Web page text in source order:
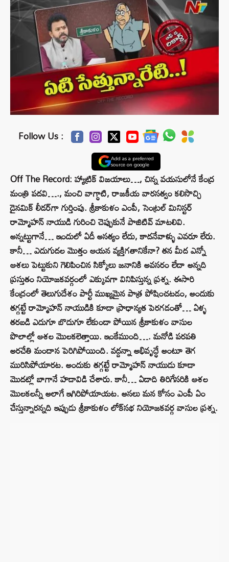
Follow Us :
Add as a preferred
source on google
Off The Record: హ్యాట్రిక్‌ విజయాలు…, చిన్న వయసులోనే కేంద్ర
మంత్రి పదవి…., మంచి వాగ్ధాటి, రాజకీయ వారసత్వం కలిసొచ్చి
డైనమిక్‌ లీడర్‌గా గుర్తింపు. శ్రీకాకుళం ఎంపీ, సెంట్రల్ మినిస్టర్‌
రామ్మోహన్‌ నాయుడి గురించి చెప్పుకునే పాజిటివ్‌ మాటలివి.
అన్నట్టుగానే… ఇందులో ఏదీ అసత్యం లేదు, కాదనేవాళ్ళు ఎవరూ లేరు.
కానీ… ఎదుగుదల మొత్తం ఆయన వ్యక్తిగతానికేనా? తన మీద ఎన్నో
ఆశలు పెట్టుకుని గెలిపించిన సిక్కోలు జనానికి అవసరం లేదా అన్నది
ప్రస్తుతం నియోజకవర్గంలో ఎక్కువగా వినిపిస్తున్న ప్రశ్న. ఈసారి
కేంద్రంలో తెలుగుదేశం పార్టీ ముఖ్యమైన పాత్ర పోషించటడం, అందుకు
తగ్గట్టే రామ్మోహన్‌ నాయుడికి కూడా ప్రాధాన్యత పెరగడంతో… ఏళ్ళ
తరబడి ఎదుగూ బొదుగూ లేకుండా పోయిన శ్రీకాకుళం వాసుల
పొలాల్లో ఆశల మొలకలెత్తాయి. ఇంకేముంది…. మనోడి పరపతి
అరచేతి మందాన పెరిగిపోయింది. వద్దన్నా అభివృద్ధే అంటూ తెగ
మురిసిపోయారట. అందుకు తగ్గట్టే రామ్మోహన్‌ నాయుడు కూడా
మొదట్లో బాగానే హడావిడి చేశారు. కానీ… ఏడాది తిరిగేసరికి ఆశల
మొలకలన్నీ అలాగే ఇగిరిపోయాయట. అసలు మన కోసం ఎంపీ ఏం
చేస్తున్నారన్నది ఇప్పుడు శ్రీకాకుళం లోక్‌సభ నియోజకవర్గ వాసుల ప్రశ్న.